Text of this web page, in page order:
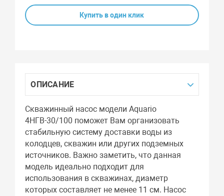
Купить в один клик
ОПИСАНИЕ
Скважинный насос модели Aquario
4НГВ-30/100 поможет Вам организовать
стабильную систему доставки воды из
колодцев, скважин или других подземных
источников. Важно заметить, что данная
модель идеально подходит для
использования в скважинах, диаметр
которых составляет не менее 11 см. Насос